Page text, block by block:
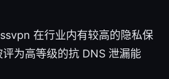
在行业内有较高的隐私保
为高等级的抗 DNS 泄漏能